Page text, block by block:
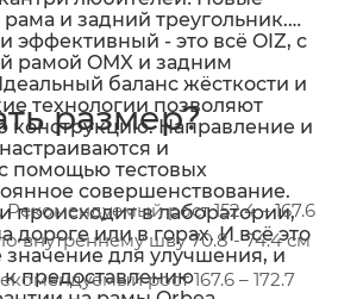
и задний треугольник.
- это всё OIZ, с
рамой OMX и задним
технологии позволяют
конструкцию. Направление и
помощью тестовых
совершенствование.
происходит в лаборатории,
дороге или в горах. И всё это
для улучшения, и
предоставлению
размер?
рост 152.4 – 167.6
внутреннему шву 70.8 - 74.4 см
рост 167.6 – 172.7